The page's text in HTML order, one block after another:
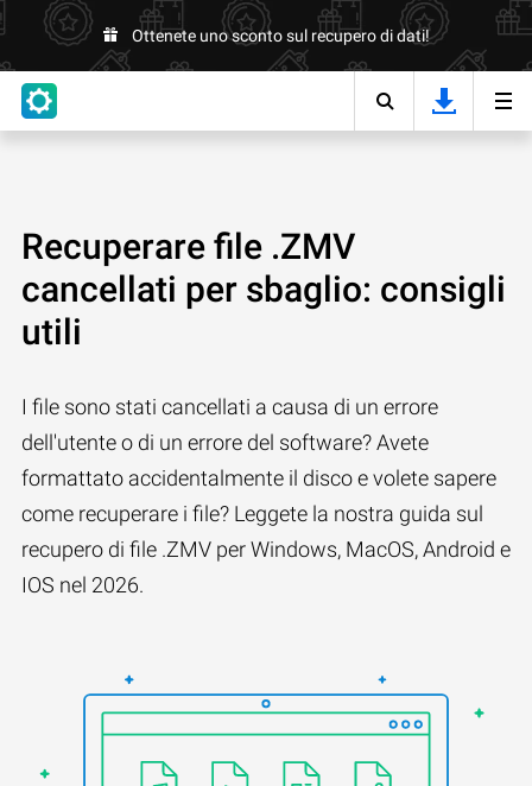
Ottenete uno sconto sul recupero di dati!
Recuperare file .ZMV
cancellati per sbaglio: consigli
utili
I file sono stati cancellati a causa di un errore
dell'utente o di un errore del software? Avete
formattato accidentalmente il disco e volete sapere
come recuperare i file? Leggete la nostra guida sul
recupero di file .ZMV per Windows, MacOS, Android e
IOS nel 2026.